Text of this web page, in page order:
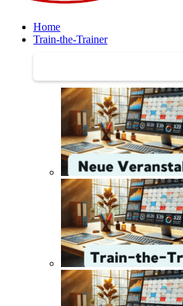
Home
Train-the-Trainer